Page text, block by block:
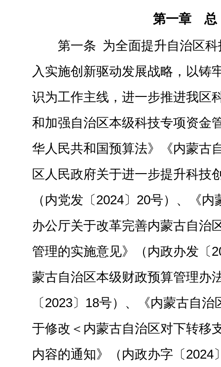
第一章
第一条 为全面提升自治区
入实施创新驱动发展战略，以铸
识为工作主线，进一步推进我区
和加强自治区本级科技专项资金
华人民共和国预算法》《内蒙
区人民政府关于进一步提升科技
（内党发〔2024〕20号）、《
办公厅关于改革完善内蒙古自治
管理的实施意见》（内政办发〔
蒙古自治区本级财政预算管理办
〔2023〕18号）、《内蒙古自
于修改＜内蒙古自治区对下转移
内容的通知》（内政办字〔2024